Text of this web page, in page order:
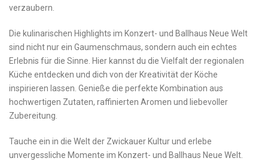
verzaubern.
Die kulinarischen Highlights im ⁣Konzert- und Ballhaus Neue ‍Welt
sind nicht nur ​ein Gaumenschmaus, ​sondern auch ein echtes
Erlebnis ⁣für die Sinne. Hier kannst du die Vielfalt der regionalen
‍Küche entdecken und dich von ‍der Kreativität der Köche
inspirieren lassen. Genieße die ⁤perfekte ‌Kombination aus
hochwertigen Zutaten, raffinierten Aromen und liebevoller
Zubereitung.
Tauche ein in die Welt der⁤ Zwickauer Kultur und erlebe
unvergessliche Momente im Konzert- ⁣und Ballhaus Neue Welt.